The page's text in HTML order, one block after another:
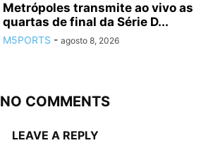
Metrópoles transmite ao vivo as
quartas de final da Série D...
M5PORTS - agosto 8, 2026
NO COMMENTS
LEAVE A REPLY